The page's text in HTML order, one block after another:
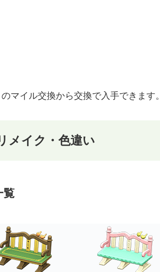
マイル交換から交換で入手できます。
メイク・色違い
覧